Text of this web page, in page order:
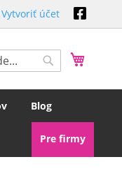
Vytvoriť účet
Blog
Pre firmy